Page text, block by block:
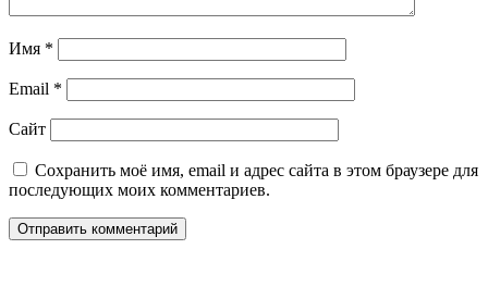
Имя *
Email *
Сайт
Сохранить моё имя, email и адрес сайта в этом браузере для
последующих моих комментариев.